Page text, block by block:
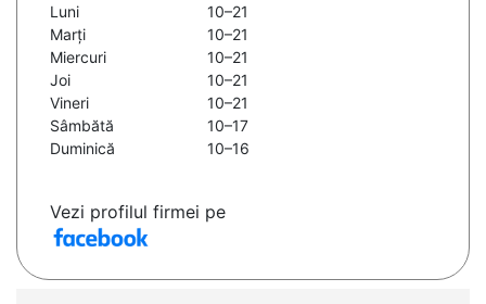
Luni
10–21
Marți
10–21
Miercuri
10–21
Joi
10–21
Vineri
10–21
Sâmbătă
10–17
Duminică
10–16
Vezi profilul firmei pe